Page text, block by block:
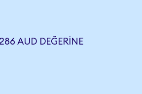
AUD DEĞERINE